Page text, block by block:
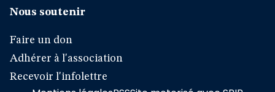
Nous soutenir
Faire un don
Adhérer à l'association
Recevoir l'infolettre